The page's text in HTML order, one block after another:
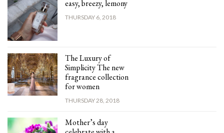
easy, breezy, lemony
THURSDAY 6, 2018
The Luxury of
Simplicity The new
fragrance collection
for women
THURSDAY 28, 2018
Mother’s day